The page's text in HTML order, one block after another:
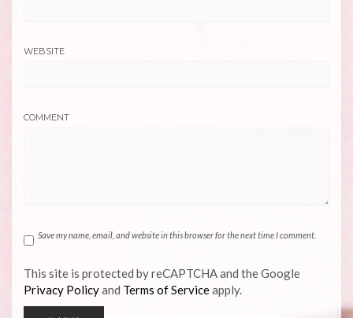
WEBSITE
COMMENT
Save my name, email, and website in this browser for the next time I comment.
This site is protected by reCAPTCHA and the Google
Privacy Policyand Terms of Serviceapply.